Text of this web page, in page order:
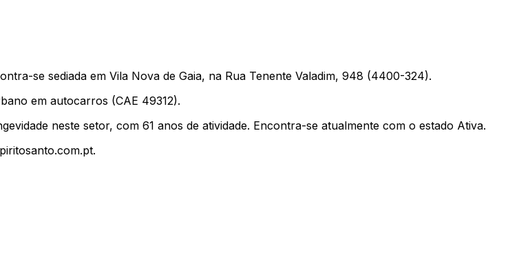
se sediada em Vila Nova de Gaia, na Rua Tenente Valadim, 948 (4400-324).
em autocarros (CAE 49312).
neste setor, com 61 anos de atividade. Encontra-se atualmente com o estado Ativa.